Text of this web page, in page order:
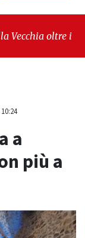
oltre i vandali:
a
più a